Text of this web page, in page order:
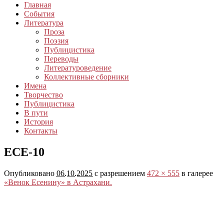
Главная
События
Литература
Проза
Поэзия
Публицистика
Переводы
Литературоведение
Коллективные сборники
Имена
Творчество
Публицистика
В пути
История
Контакты
ЕСЕ-10
Опубликовано 06.10.2025 с разрешением 472 × 555 в галерее
«Венок Есенину» в Астрахани.